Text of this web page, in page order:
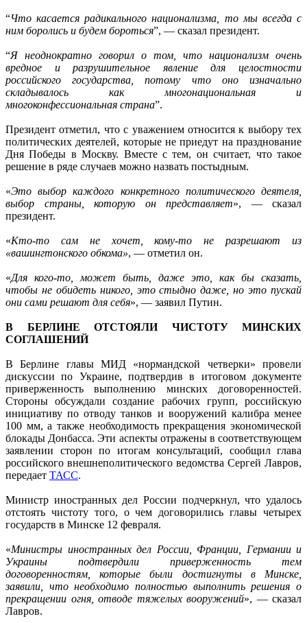
“Что касается радикального национализма, то мы всегда с
ним боролись и будем бороться”, — сказал президент.
“Я неоднократно говорил о том, что национализм очень
вредное и разрушительное явление для целостности
российского государства, потому что оно изначально
складывалось как многонациональная и
многоконфессиональная страна”.
Президент отметил, что с уважением относится к выбору тех
политических деятелей, которые не приедут на празднование
Дня Победы в Москву. Вместе с тем, он считает, что такое
решение в ряде случаев можно назвать постыдным.
«Это выбор каждого конкретного политического деятеля,
выбор страны, которую он представляет», — сказал
президент.
«Кто-то сам не хочет, кому-то не разрешают из
«вашингтонского обкома», — отметил он.
«Для кого-то, может быть, даже это, как бы сказать,
чтобы не обидеть никого, это стыдно даже, но это пускай
они сами решают для себя», — заявил Путин.
В БЕРЛИНЕ ОТСТОЯЛИ ЧИСТОТУ МИНСКИХ
СОГЛАШЕНИЙ
В Берлине главы МИД «нормандской четверки» провели
дискуссии по Украине, подтвердив в итоговом документе
приверженность выполнению минских договоренностей.
Стороны обсуждали создание рабочих групп, российскую
инициативу по отводу танков и вооружений калибра менее
100 мм, а также необходимость прекращения экономической
блокады Донбасса. Эти аспекты отражены в соответствующем
заявлении сторон по итогам консультаций, сообщил глава
российского внешнеполитического ведомства Сергей Лавров,
передает ТАСС.
Министр иностранных дел России подчеркнул, что удалось
отстоять чистоту того, о чем договорились главы четырех
государств в Минске 12 февраля.
«Министры иностранных дел России, Франции, Германии и
Украины подтвердили приверженность тем
договоренностям, которые были достигнуты в Минске,
заявили, что необходимо полностью выполнить решения о
прекращении огня, отводе тяжелых вооружений», — сказал
Лавров.